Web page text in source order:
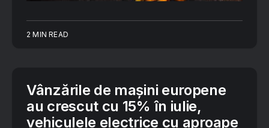
2 MIN READ
Vânzările de mașini europene
au crescut cu 15% în iulie,
vehiculele electrice cu aproape